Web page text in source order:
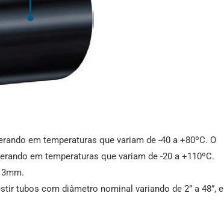
em temperaturas que variam de -40 a +80ºC. O
em temperaturas que variam de -20 a +110ºC.
tubos com diâmetro nominal variando de 2” a 48”, e